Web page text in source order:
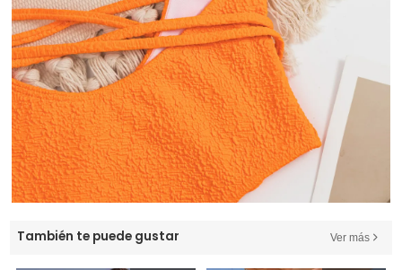
También te puede gustar Ver más